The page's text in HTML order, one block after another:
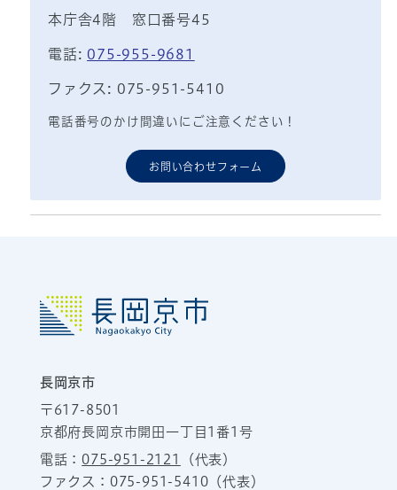
本庁舎4階 窓口番号45
電話: 075-955-9681
ファクス: 075-951-5410
電話番号のかけ間違いにご注意ください！
お問い合わせフォーム
長岡京市
〒617-8501
京都府長岡京市開田一丁目1番1号
電話：075-951-2121
（代表）
ファクス：075-951-5410（代表）